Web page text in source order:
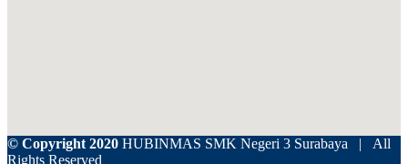
© Copyright 2020 HUBINMAS SMK Negeri 3 Surabaya | All
Rights Reserved